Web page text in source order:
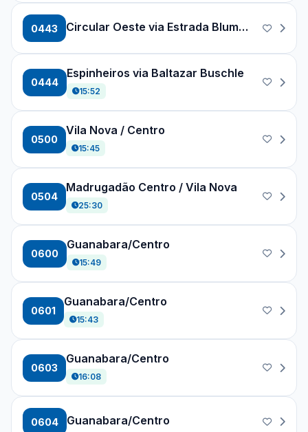
0443 Circular Oeste via Estrada Blumenau
0444
Espinheiros via Baltazar Buschle
15:52
0500
Vila Nova / Centro
15:45
0504
Madrugadão Centro / Vila Nova
25:30
0600
Guanabara/Centro
15:49
0601
Guanabara/Centro
15:43
0603
Guanabara/Centro
16:08
0604 Guanabara/Centro